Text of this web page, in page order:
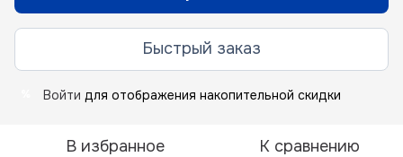
Быстрый заказ
Войти для отображения накопительной скидки
В избранное К сравнению